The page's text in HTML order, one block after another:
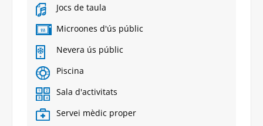
Jocs de taula
Microones d'ús públic
Nevera ús públic
Piscina
Sala d'activitats
Servei mèdic proper